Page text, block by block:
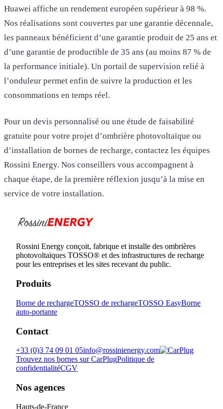
Huawei affiche un rendement européen supérieur à 98 %.
Nos réalisations sont couvertes par une garantie décennale,
les panneaux bénéficient d’une garantie produit de 25 ans et
d’une garantie de productible de 35 ans (au moins 87 % de
la performance initiale). Un portail de supervision relié à
l’onduleur permet enfin de suivre la production et les
consommations en temps réel.
Pour un devis personnalisé ou une étude de faisabilité
gratuite pour votre projet d’ombrière photovoltaïque ou
d’installation de bornes de recharge, contactez les équipes
Rossini Energy. Nos conseillers vous accompagnent à
chaque étape, de la première réflexion jusqu’à la mise en
service de votre installation.
Rossini Energy conçoit, fabrique et installe des ombrières
photovoltaïques TOSSO® et des infrastructures de recharge
pour les entreprises et les sites recevant du public.
Produits
Borne de rechargeTOSSO de rechargeTOSSO EasyBorne
auto-portante
Contact
+33 (0)3 74 09 01 05info@rossinienergy.com
Trouvez nos bornes sur CarPlugPolitique de
confidentialitéCGV
Nos agences
Hauts-de-France